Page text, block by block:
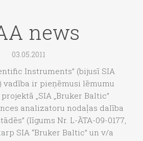
news
03.05.2011
Instruments” (bijusī SIA
vadība ir pieņēmusi lēmumu
„SIA „Bruker Baltic”
analizatoru nodaļas dalība
(līgums Nr. L-ĀTA-09-0177,
SIA “Bruker Baltic” un v/a